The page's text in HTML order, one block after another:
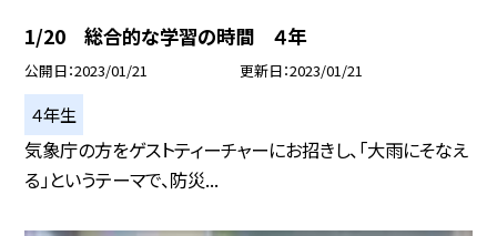
1/20 総合的な学習の時間 ４年
公開日 2023/01/21 更新日 2023/01/21
４年生
気象庁の方をゲストティーチャーにお招きし、「大雨にそなえ
る」というテーマで、防災...